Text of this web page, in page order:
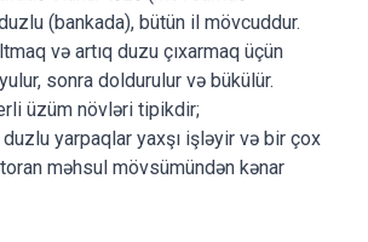
(bankada), bütün il mövcuddur.
və artıq duzu çıxarmaq üçün
sonra doldurulur və bükülür.
üzüm növləri tipikdir;
yarpaqlar yaxşı işləyir və bir çox
məhsul mövsümündən kənar